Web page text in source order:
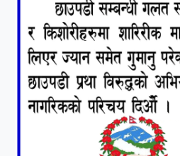
कृष्ण
बृहत देउडा खेल
हामी पनि त
कांग्रेसको १४
तयारी पुरा